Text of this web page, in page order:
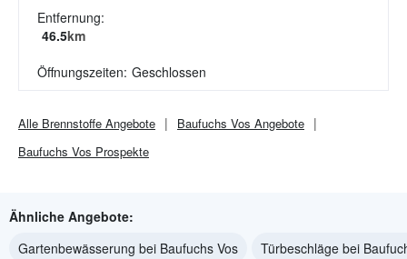
Entfernung:
46.5km
Öffnungszeiten: Geschlossen
Alle Brennstoffe Angebote Baufuchs Vos Angebote
Baufuchs Vos Prospekte
Ähnliche Angebote:
Gartenbewässerung bei Baufuchs Vos
Türbeschläge bei